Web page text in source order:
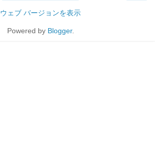
ウェブ バージョンを表示
Powered by Blogger.